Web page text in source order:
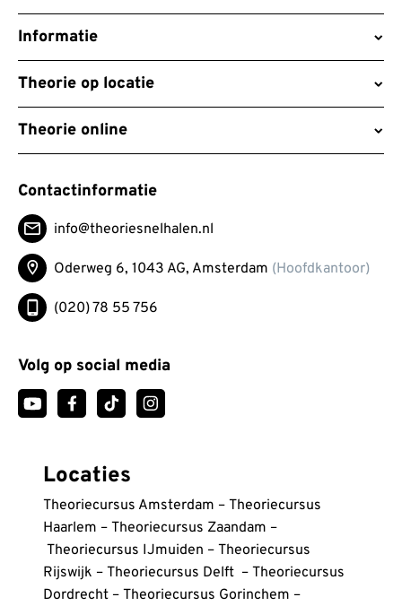
Informatie
Theorie op locatie
Theorie online
Contactinformatie
info@theoriesnelhalen.nl
Oderweg 6, 1043 AG, Amsterdam (Hoofdkantoor)
(020) 78 55 756
Volg op social media
Locaties
Theoriecursus Amsterdam – Theoriecursus
Haarlem – Theoriecursus Zaandam –
Theoriecursus IJmuiden – Theoriecursus
Rijswijk – Theoriecursus Delft – Theoriecursus
Dordrecht – Theoriecursus Gorinchem –